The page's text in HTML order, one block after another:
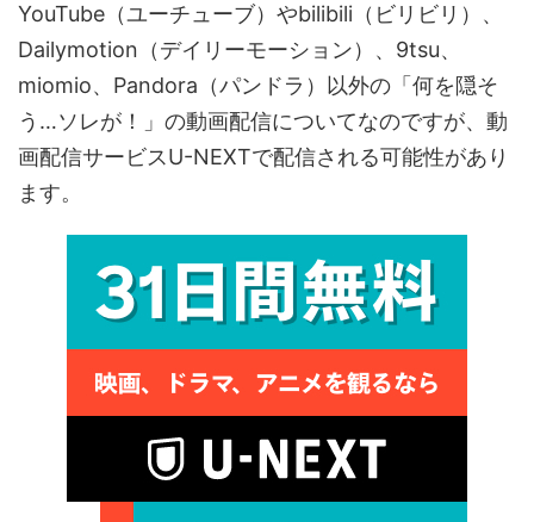
YouTube（ユーチューブ）やbilibili（ビリビリ）、
Dailymotion（デイリーモーション）、9tsu、
miomio、Pandora（パンドラ）以外の「何を隠そ
う…ソレが！」の動画配信についてなのですが、動
画配信サービスU-NEXTで配信される可能性があり
ます。